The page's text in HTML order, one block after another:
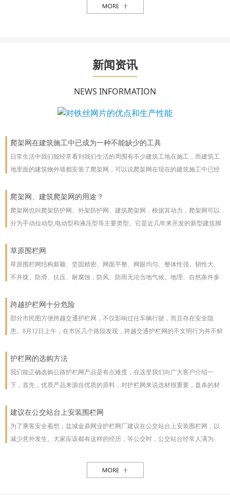
新闻资讯
NEWS INFORMATION
爬架网在建筑施工中已成为一种不能缺少的工具
日常生活中我们能经常看到我们生活的周围有不少建筑工地在施工，而建筑工
地里面的建筑物外墙都安装了爬架网，可以说爬架网在现在的建筑施工中已经
爬架网、建筑爬架网的用途？
爬架网也叫爬架防护网、外架防护网、建筑爬架网，根据其动力，爬架网可以
分为手动拉动型,电动型和液压型等主要类型。它是近几年来开发的新型建筑脚
彻底改善了脚手架技术
草原围栏网
草原围栏网结构新颖、坚固精密、网面平整、网眼均匀、整体性强。韧性大、
不并拢、防滑、抗压、耐腐蚀，防风、防雨无论当地气候。地理、自然条件多
受压力也不至发生松动变形现象。该产品防腐蚀性能好，有极强的防腐抗氧化
等特点，具有一般钢丝网都不具备的优点。克服了电焊网焊接点易开焊脱落的
缺点，一次安装永不松动，是保护草牧场、林场、高速公路和生态环境的最佳
跨越护栏网十分危险
部分市民图方便跨越交通护栏网，不仅影响过往车辆行驶，而且存在安全隐
患。8月12日上午，在市区几个路段发现，跨越交通护栏网的不文明行为并不鲜
护栏网，东西过往的车辆从其身旁疾驰而过;10时30分，两女一男由南向北跨越
交通护栏网;10时32分，两名女子在七一路北侧躲过3辆由东向西行驶的车辆，向
南跨越交通护栏网，护栏网南侧由西向东行驶的车辆急速行驶，两人在等待约1
一名志愿者称，据她观察，从7时30分至10时30分，约有30人在该路段跨越交通
护栏网的选购方法
我们能正确选购公路护栏网产品是有点难度，在这里我们向广大客户介绍一
下，首先，优质产品来源自优质的原料，对护栏网来说选材很重要，盘条的材
以下，我们为客户做了如下分析：1、护栏网网片质量，网片是由不同规格的盘
条（铁丝）焊接而成的，盘条的直径与强度直接影响到网片的质量，在选丝方
面应选择是由正规厂家生产的优质盘条拉出来的成品铁丝；其次是网片的焊接
能力，通常好的网片是每一个焊接或编制点都能够很好的连接。正规护栏网生
产厂，都是采用全自动焊接机来生产的，而一起小厂则采用手工焊接，通常质
建议在公交站台上安装围栏网
为了乘客安全着想，盐城金鼎网业护栏网厂建议在公交站台上安装围栏网，以
减少意外发生。大家应该都有这样的经历，等公交时，公交站台经常人满为
路线图朝的是非机动车道，便于观看，乘客不得不走下站台，而且上车下车都
是人挤人，这些情况均增加了乘客的危险性，如果在站台旁安装了围栏网，那